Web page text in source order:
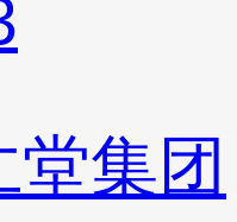
集团